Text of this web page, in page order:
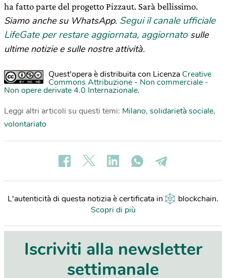
ha fatto parte del progetto Pizzaut. Sarà bellissimo.
Siamo anche su WhatsApp. Segui il canale ufficiale
LifeGate per restare aggiornata, aggiornato sulle
ultime notizie e sulle nostre attività.
Quest'opera è distribuita con Licenza Creative
Commons Attribuzione - Non commerciale -
Non opere derivate 4.0 Internazionale.
Leggi altri articoli su questi temi: Milano, solidarietà sociale,
volontariato
L'autenticità di questa notizia è certificata in blockchain.
Scopri di più
Iscriviti alla newsletter
settimanale